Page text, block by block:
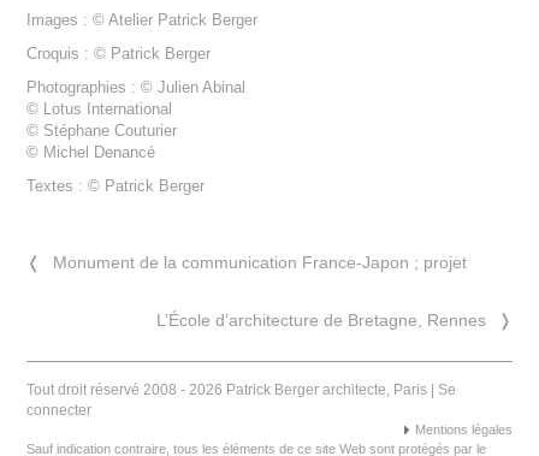
Images : © Atelier Patrick Berger
Croquis : © Patrick Berger
Photographies : © Julien Abinal
© Lotus International
© Stéphane Couturier
© Michel Denancé
Textes : © Patrick Berger
❬ Monument de la communication France-Japon ; projet
L’École d’architecture de Bretagne, Rennes ❭
Tout droit réservé 2008 - 2026 Patrick Berger architecte, Paris | Se
connecter
Mentions légales
Sauf indication contraire, tous les éléments de ce site Web sont protégés par le